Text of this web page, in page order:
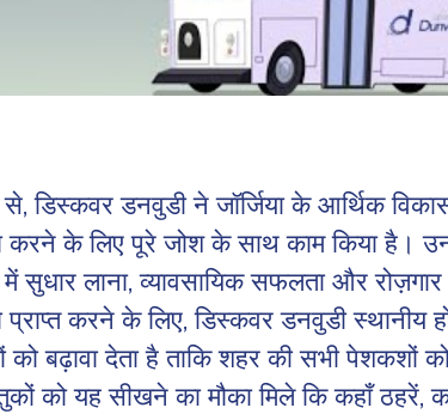
डिस्कवर डनवुडी ने जॉर्जिया के आर्थिक
के लिए पूरे जोश के साथ काम किया है।
में सुधार लाना, व्यावसायिक सफलता और
करने के लिए, डिस्कवर डनवुडी स्थानीय
बढ़ावा देता है ताकि शहर की सभी पेशकशों को
को यह सीखने का मौका मिले कि कहाँ ठहरें,